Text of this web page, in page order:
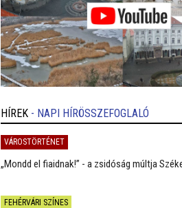
HÍREK - NAPI HÍRÖSSZEFOGLALÓ
VÁROSTÖRTÉNET
„Mondd el fiaidnak!” - a zsidóság múltja
FEHÉRVÁRI SZÍNES